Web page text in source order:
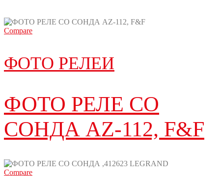
Compare
ФОТО РЕЛЕИ
ФОТО РЕЛЕ СО
СОНДА AZ-112, F&F
Compare